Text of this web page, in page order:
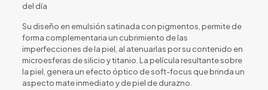
del día
Su diseño en emulsión satinada con pigmentos, permite de
forma complementaria un cubrimiento de las
imperfecciones de la piel, al atenuarlas por su contenido en
microesferas de silicio y titanio. La película resultante sobre
la piel, genera un efecto óptico de soft-focus que brinda un
aspecto mate inmediato y de piel de durazno.